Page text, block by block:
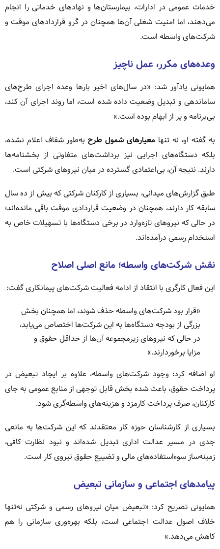
خدمات عمومی در ادارات، بیمارستان‌ها و نهادهای خدماتی را انجام
می‌دهند، اما امنیت شغلی آن‌ها همچنان در گرو قراردادهای موقت و
شرکت‌های واسطه است.
وعده‌های مکرر، عمل ناچیز
همایونی یادآور شد: «در سال‌های اخیر بارها وعده اجرای طرح‌های
ساماندهی و تبدیل وضعیت داده شده است، اما روند اجرای آن کند،
بی‌برنامه و پر از ابهام بوده است.»
به گفته او، نه تنهامعیارهای شمول طرحبه‌طور شفاف اعلام نشده،
بلکه دستگاه‌های اجرایی نیز برداشت‌های متفاوتی از بخشنامه‌ها
دارند. نتیجه آن، بی‌اعتمادی گسترده در میان نیروهای شرکتی است.
طبق گزارش‌های میدانی، بسیاری از کارکنان شرکتی که بیش از ده سال
سابقه کار دارند، همچنان در وضعیت قراردادی موقت باقی مانده‌اند؛
در حالی که نیروهای تازه‌وارد در برخی دستگاه‌ها با تسهیلات خاص به
استخدام رسمی درآمده‌اند.
نقش شرکت‌های واسطه؛ مانع اصلی اصلاح
این فعال کارگری با انتقاد از ادامه فعالیت شرکت‌های پیمانکاری گفت:
«قرار بود شرکت‌های واسطه حذف شوند، اما همچنان بخش
بزرگی از بودجه دستگاه‌ها به این شرکت‌ها اختصاص می‌یابد،
در حالی که نیروهای زیرمجموعه آن‌ها از حداقل حقوق و
مزایا برخوردارند.»
او اضافه کرد: وجود شرکت‌های واسطه، علاوه بر ایجاد تبعیض در
پرداخت حقوق، باعث شده بخش قابل توجهی از منابع عمومی به جای
کارکنان، صرف پرداخت کارمزد و هزینه‌های واسطه‌گری شود.
بسیاری از کارشناسان حوزه کار معتقدند که این شرکت‌ها به مانعی
جدی در مسیر عدالت اداری تبدیل شده‌اند و نبود نظارت کافی،
زمینه‌ساز سوءاستفاده‌های مالی و تضییع حقوق نیروی کار است.
پیامدهای اجتماعی و سازمانی تبعیض
همایونی تصریح کرد: «تبعیض میان نیروهای رسمی و شرکتی نه‌تنها
خلاف اصول عدالت اجتماعی است، بلکه بهره‌وری سازمانی را هم
کاهش می‌دهد.»